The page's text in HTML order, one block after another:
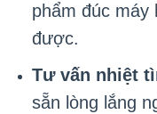
phẩm đúc máy
được.
Tư vấn nhiệt
sẵn lòng lắng